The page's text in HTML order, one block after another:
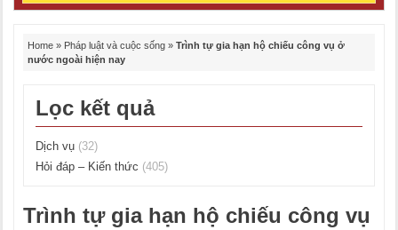
Home » Pháp luật và cuộc sống » Trình tự gia hạn hộ chiếu công vụ ở
nước ngoài hiện nay
Lọc kết quả
Dịch vụ (32)
Hỏi đáp – Kiến thức (405)
Trình tự gia hạn hộ chiếu công vụ